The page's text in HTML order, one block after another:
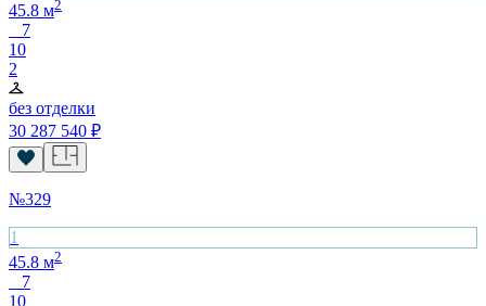
45.8 м2
7
10
2
без отделки
30 287 540 ₽
№329
1
45.8 м2
7
10